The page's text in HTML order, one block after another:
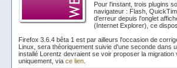
Pour l'instant, trois plugins
navigateur : Flash,
d'erreur depuis l'onglet
(Internet Explorer), ce
Firefox 3.6.4 bêta 1 est par ailleurs l'occasion de
Linux, sera théoriquement suivie d'une seconde dans
installé Lorentz devraient se voir proposer la
uniquement, via ce lien